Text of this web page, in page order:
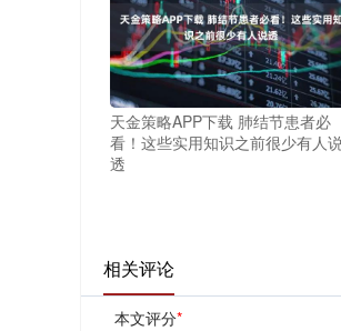
天金策略APP下载 肺结节患者必
看！这些实用知识之前很少有人
透
相关评论
本文评分*